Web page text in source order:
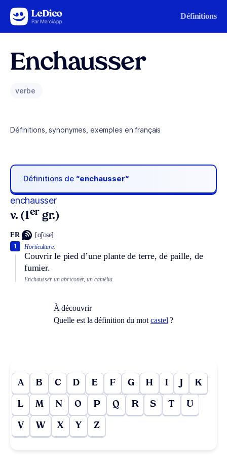
Aller au contenu Définitions
Enchausser
verbe
Définitions, synonymes, exemples en français
Définitions de “enchausser“
enchausser
v. (1er gr.)
FR [ɑ̃ʃose]
Horticulture.
Couvrir le pied d’une plante de terre, de paille, de
fumier.
1
Enchausser un abricotier, un camélia.
À découvrir
Quelle est la définition du motcastel?
A B C D E F G H I J K
L M N O P Q R S T U
V W X Y Z